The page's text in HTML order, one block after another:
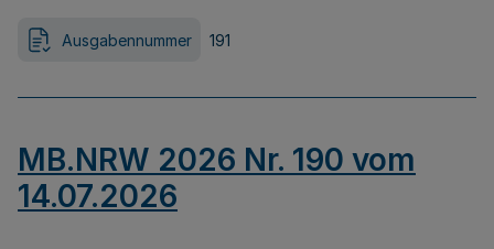
Ausgabennummer 191
MB.NRW 2026 Nr. 190 vom
14.07.2026